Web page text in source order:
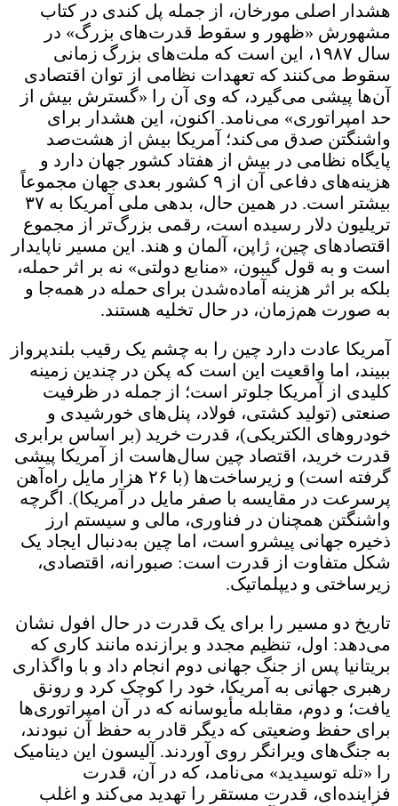
هشدار اصلی مورخان، از جمله پل کندی در کتاب
مشهورش «ظهور و سقوط قدرت‌های بزرگ» در
سال ۱۹۸۷، این است که ملت‌های بزرگ زمانی
سقوط می‌کنند که تعهدات نظامی از توان اقتصادی
آن‌ها پیشی می‌گیرد، که وی آن را «گسترش بیش از
حد امپراتوری» می‌نامد. اکنون، این هشدار برای
واشنگتن صدق می‌کند؛ آمریکا بیش از هشت‌صد
پایگاه نظامی در بیش از هفتاد کشور جهان دارد و
هزینه‌های دفاعی آن از ۹ کشور بعدی جهان مجموعاً
بیشتر است. در همین حال، بدهی ملی آمریکا به ۳۷
تریلیون دلار رسیده است، رقمی بزرگ‌تر از مجموع
اقتصادهای چین، ژاپن، آلمان و هند. این مسیر ناپایدار
است و به قول گیبون، «منابع دولتی» نه بر اثر حمله،
بلکه بر اثر هزینه آماده‌شدن برای حمله در همه‌جا و
به صورت هم‌زمان، در حال تخلیه هستند.
آمریکا عادت دارد چین را به چشم یک رقیب بلندپرواز
ببیند، اما واقعیت این است که پکن در چندین زمینه
کلیدی از آمریکا جلوتر است؛ از جمله در ظرفیت
صنعتی (تولید کشتی، فولاد، پنل‌های خورشیدی و
خودروهای الکتریکی)، قدرت خرید (بر اساس برابری
قدرت خرید، اقتصاد چین سال‌هاست از آمریکا پیشی
گرفته است) و زیرساخت‌ها (با ۲۶ هزار مایل راه‌آهن
پرسرعت در مقایسه با صفر مایل در آمریکا). اگرچه
واشنگتن همچنان در فناوری، مالی و سیستم ارز
ذخیره جهانی پیشرو است، اما چین به‌دنبال ایجاد یک
شکل متفاوت از قدرت است: صبورانه، اقتصادی،
زیرساختی و دیپلماتیک.
تاریخ دو مسیر را برای یک قدرت در حال افول نشان
می‌دهد: اول، تنظیم مجدد و برازنده مانند کاری که
بریتانیا پس از جنگ جهانی دوم انجام داد و با واگذاری
رهبری جهانی به آمریکا، خود را کوچک کرد و رونق
یافت؛ و دوم، مقابله مأیوسانه که در آن امپراتوری‌ها
برای حفظ وضعیتی که دیگر قادر به حفظ آن نبودند،
به جنگ‌های ویرانگر روی آوردند. آلیسون این دینامیک
را «تله توسیدید» می‌نامد، که در آن، قدرت
فزاینده‌ای، قدرت مستقر را تهدید می‌کند و اغلب